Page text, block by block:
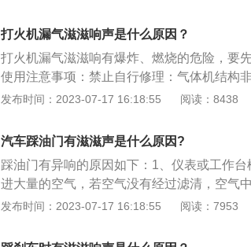
轮；正时轮连接的是凸轮轴，这个凸轮轴上
正时皮带带来的动力产生压力，起到顶起的作
打火机漏气滋滋响声是什么原因？
打火机漏气滋滋响有爆炸、燃烧的危险，要
使用注意事项：禁止自行修理：气体机结构
游丝因为空间和硬度的问题，没有专用工具
一定要注意说明书上的要点，不能一次超过
超过90度后，机器会报废。使用洁净的气体
样有售假现象，但大城市一般有保障，如果
的，简单的方法是充气前压下气瓶嘴闻一下
发布时间：2023-07-17 16:18:55 阅读：8438
汽车踩油门有滋滋声是什么原因?
踩油门有异响的原因如下：1、仪表或工作
进大量的空气，若空气没有经过滤清，空气
而加速活塞组及气缸的磨损；较大的颗粒进
作用，保证气缸中进入足量、清洁的空气。2
发布时间：2023-07-17 16:18:55 阅读：7953